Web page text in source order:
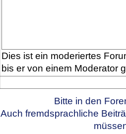
Dies ist ein moderiertes
bis er von einem Moderator
Bitte in den
Auch fremdsprachliche